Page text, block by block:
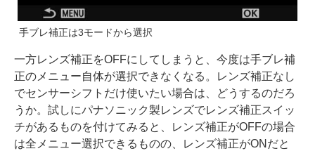
手ブレ補正は3モードから選択
一方レンズ補正をOFFにしてしまうと、今度は手ブレ補
正のメニュー自体が選択できなくなる。レンズ補正なし
でセンサーシフトだけ使いたい場合は、どうするのだろ
うか。試しにパナソニック製レンズでレンズ補正スイッ
チがあるものを付けてみると、レンズ補正がOFFの場合
は全メニュー選択できるものの、レンズ補正がONだと